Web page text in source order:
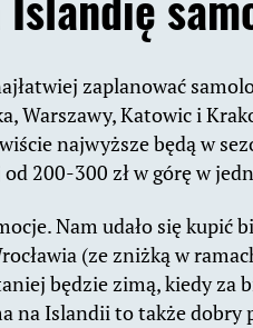
zaplanować
Warszawy, Katowic i
najwyższe będą w
200-300 zł w górę w
Nam udało się
(ze zniżką w
będzie zimą, kiedy za
na Islandii to także dobry